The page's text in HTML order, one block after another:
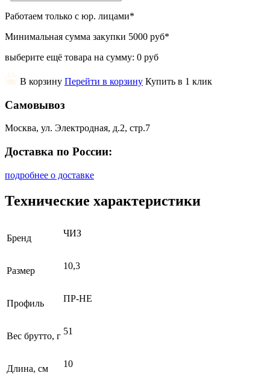
Работаем только с юр. лицами*
Минимальная сумма закупки 5000 руб*
выберите ещё товара на сумму: 0 руб
В корзину Перейти в корзину Купить в 1 клик
Самовывоз
Москва, ул. Электродная, д.2, стр.7
Доставка по России:
подробнее о доставке
Технические характеристики
Бренд ЧИЗ
Размер 10,3
Профиль ПР-НЕ
Вес брутто, г 51
Длина, см 10